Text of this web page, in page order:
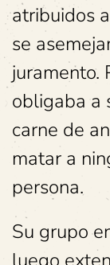
atribuidos
se
juramento.
obligaba a
carne de
matar a
persona.
Su grupo